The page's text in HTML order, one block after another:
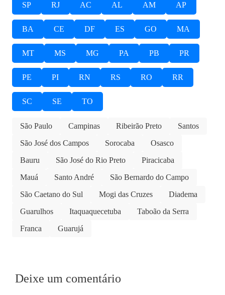
SP RJ AC AL AM AP
BA CE DF ES GO MA
MT MS MG PA PB PR
PE PI RN RS RO RR
SC SE TO
São Paulo Campinas Ribeirão Preto
Santos
São José dos Campos
Sorocaba
Osasco
Bauru
São José do Rio Preto
Piracicaba
Mauá
Santo André
São Bernardo do Campo
São Caetano do Sul
Mogi das Cruzes
Diadema
Guarulhos
Itaquaquecetuba
Taboão da Serra
Franca
Guarujá
Deixe um comentário